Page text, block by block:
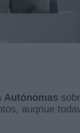
Autónomas
auqnue